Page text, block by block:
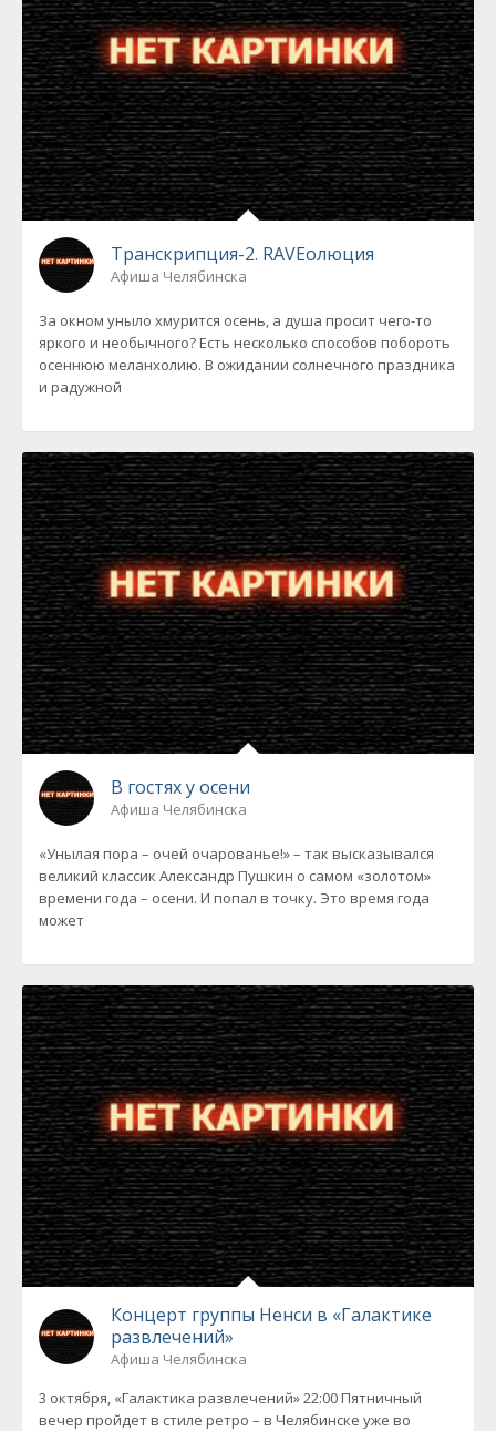
Транскрипция-2. RAVEолюция
Афиша Челябинска
За окном уныло хмурится осень, а душа просит чего-то
яркого и необычного? Есть несколько способов побороть
осеннюю меланхолию. В ожидании солнечного праздника
и радужной
В гостях у осени
Афиша Челябинска
«Унылая пора – очей очарованье!» – так высказывался
великий классик Александр Пушкин о самом «золотом»
времени года – осени. И попал в точку. Это время года
может
Концерт группы Ненси в «Галактике
развлечений»
Афиша Челябинска
3 октября, «Галактика развлечений» 22:00 Пятничный
вечер пройдет в стиле ретро – в Челябинске уже во